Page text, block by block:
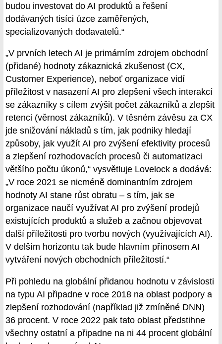
budou investovat do AI produktů a řešení
dodávaných tisíci úzce zaměřených,
specializovaných dodavatelů.“
„V prvních letech AI je primárním zdrojem obchodní
(přidané) hodnoty zákaznická zkušenost (CX,
Customer Experience), neboť organizace vidí
příležitost v nasazení AI pro zlepšení všech interakcí
se zákazníky s cílem zvýšit počet zákazníků a zlepšit
retenci (věrnost zákazníků). V těsném závěsu za CX
jde snižování nákladů s tím, jak podniky hledají
způsoby, jak využít AI pro zvýšení efektivity procesů
a zlepšení rozhodovacích procesů či automatizaci
většího počtu úkonů,“ vysvětluje Lovelock a dodává:
„V roce 2021 se nicméně dominantním zdrojem
hodnoty AI stane růst obratu – s tím, jak se
organizace naučí využívat AI pro zvýšení prodejů
existujících produktů a služeb a začnou objevovat
další příležitosti pro tvorbu nových (využívajících AI).
V delším horizontu tak bude hlavním přínosem AI
vytváření nových obchodních příležitostí.“
Při pohledu na globální přidanou hodnotu v závislosti
na typu AI připadne v roce 2018 na oblast podpory a
zlepšení rozhodování (například již zmíněné DNN)
36 procent. V roce 2022 pak tato oblast předstihne
všechny ostatní a připadne na ni 44 procent globální